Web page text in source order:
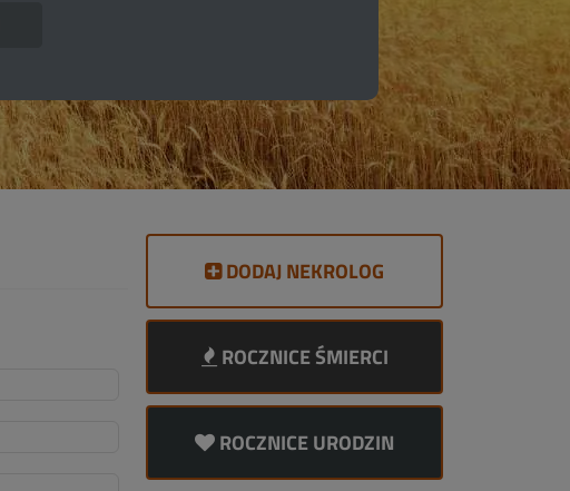
DODAJ NEKROLOG
ROCZNICE ŚMIERCI
ROCZNICE URODZIN